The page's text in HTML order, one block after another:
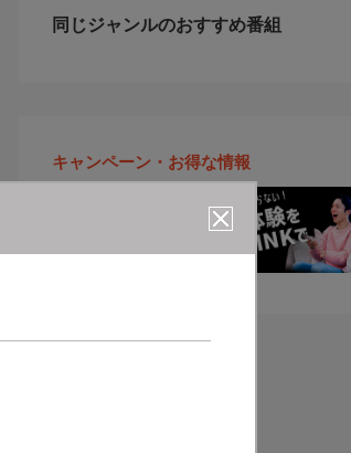
同じジャンルのおすすめ番組
キャンペーン・お得な情報